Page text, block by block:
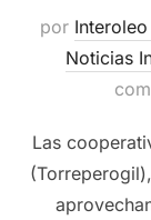
por
Noticias
Las